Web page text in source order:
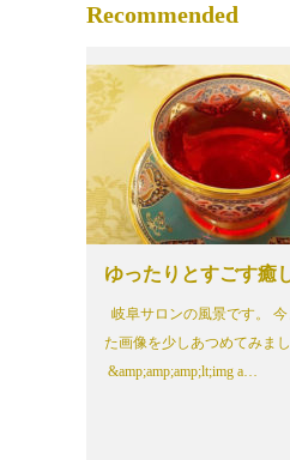
Recommended
ゆったりとすごす癒
岐阜サロンの風景です。 今
た画像を少しあつめてみまし
&amp;amp;amp;lt;img a…